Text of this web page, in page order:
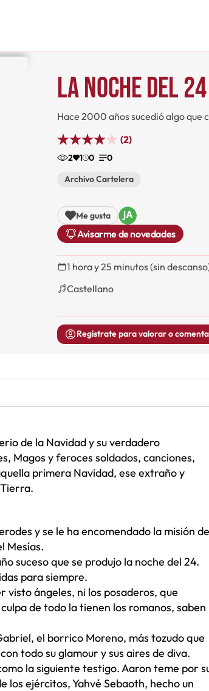
La noche del 24
Hace 2000 años sucedió algo que
(2)
2 1 0
0
Archivo Cartelera
Me gusta
Avisarme de novedades
1 hora y 25 minutos (sin
Castellano
Regístrate para valorar o
de la Navidad y su verdadero
Magos y feroces soldados, canciones,
primera Navidad, ese extraño y
y se le ha encomendado la misión de
Mesías.
suceso que se produjo la noche del 24.
para siempre.
visto ángeles, ni los posaderos, que
de todo la tienen los romanos, saben
el borrico Moreno, más tozudo que
todo su glamour y sus aires de diva.
la siguiente testigo. Aaron teme por
los ejércitos, Yahvé Sebaoth, hecho un